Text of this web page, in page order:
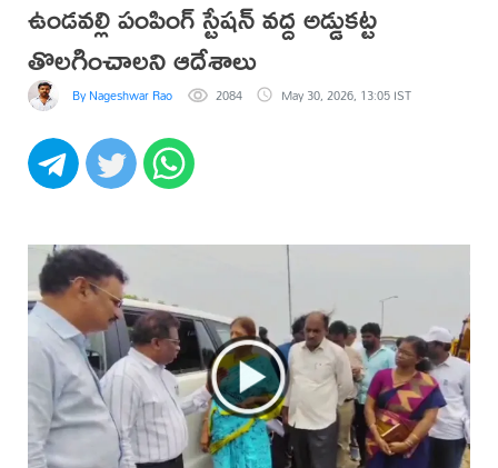
ఉండవల్లి పంపింగ్ స్టేషన్ వద్ద అడ్డుకట్ట
తొలగించాలని ఆదేశాలు
By Nageshwar Rao 2084 May 30, 2026, 13:05 IST